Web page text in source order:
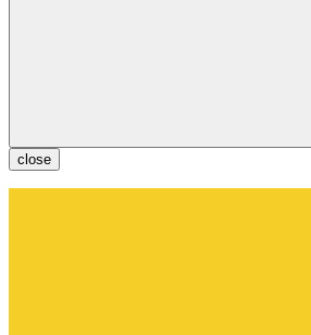
close